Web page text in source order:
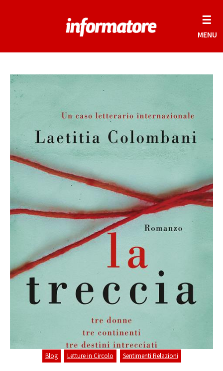
☰
MENU
Blog Letture in Circolo Sentimenti Relazioni